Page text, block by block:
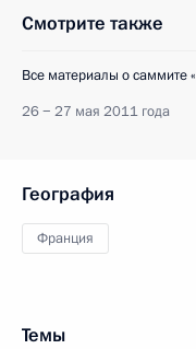
Смотрите также
Все материалы о саммите
26 − 27 мая 2011 года
География
Франция
Темы